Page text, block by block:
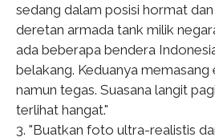
sedang dalam posisi hormat
deretan armada tank milik
ada beberapa bendera
belakang. Keduanya memasang
namun tegas. Suasana langit
terlihat hangat."
3. "Buatkan foto ultra-realistis